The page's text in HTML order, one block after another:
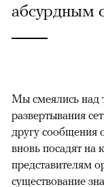
абсурдным
Мы смеялись над
развертывания
другу сообщения
вновь посадят
представителям
существование